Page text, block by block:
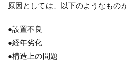
原因としては、以下のようなもの
●設置不良
●経年劣化
●構造上の問題